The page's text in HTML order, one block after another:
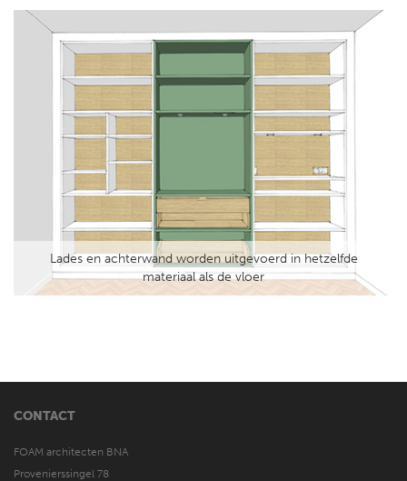
Lades en achterwand worden uitgevoerd in hetzelfde
materiaal als de vloer
CONTACT
FOAM architecten BNA
Provenierssingel 78